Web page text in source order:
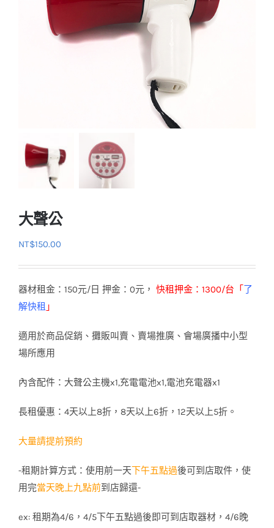
大聲公
NT$150.00
器材租金：150元/日 押金：0元 ， 快租押金：1300/台「 了
解快租 」
適用於商品促銷、攤販叫賣、賣場推廣、會場廣播中小型
場所應用
內含配件：大聲公主機x1,充電電池x1,電池充電器x1
長租優惠：4天以上8折，8天以上6折，12天以上5折。
大量請提前預約
-租期計算方式：使用前一天下午五點過後可到店取件，使
用完當天晚上九點前到店歸還-
ex: 租期為4/6，4/5下午五點過後即可到店取器材，4/6晚